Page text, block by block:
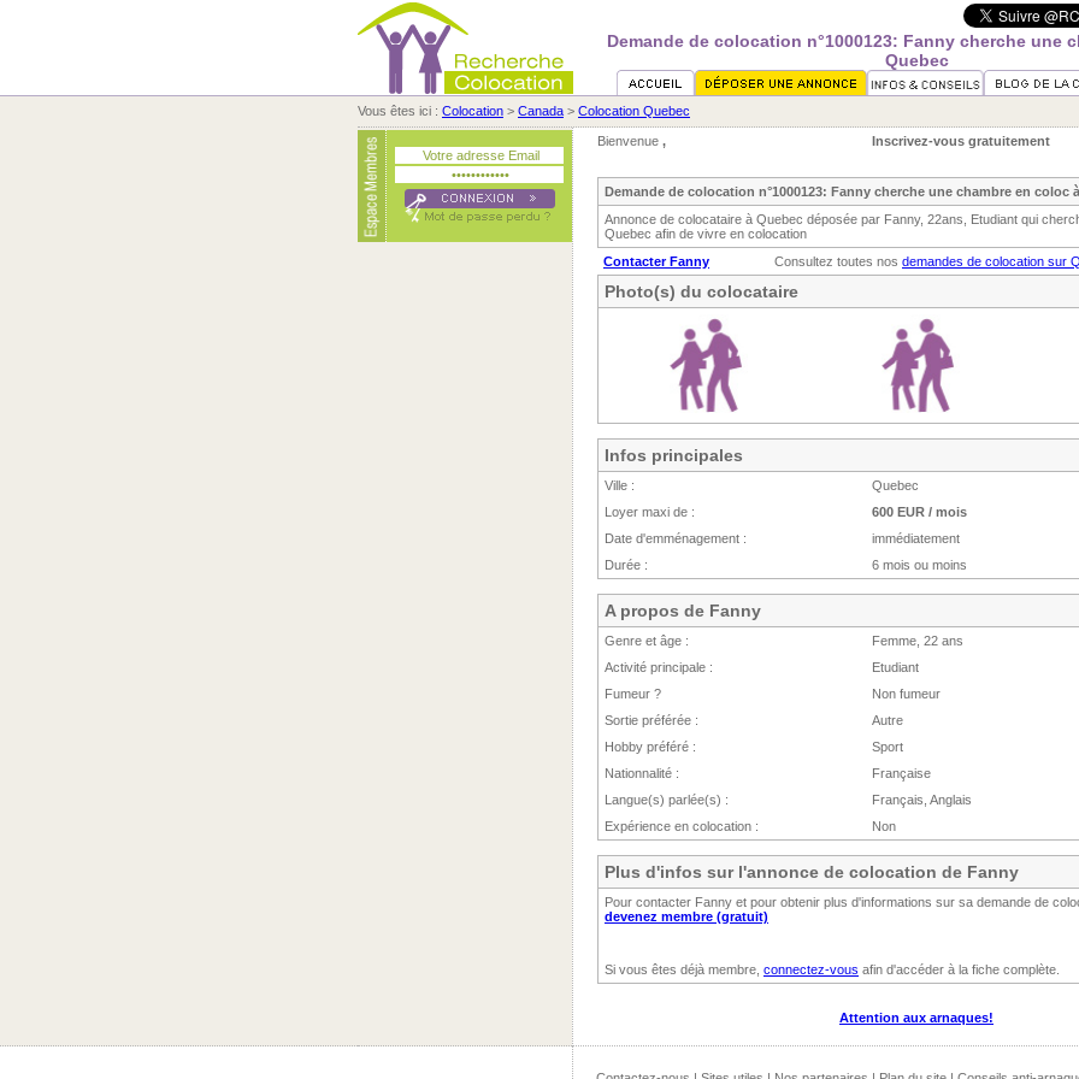
Demande de colocation n°1000123: Fanny cherche une
Quebec
Vous êtes ici : Colocation > Canada > Colocation Quebec
Bienvenue , Inscrivez-vous gratuitement
Demande de colocation n°1000123: Fanny cherche une chambre en coloc
Annonce de colocataire à Quebec déposée par Fanny, 22ans, Etudiant qui
Quebec afin de vivre en colocation
Contacter Fanny
Consultez toutes nos demandes de colocation sur
Photo(s) du colocataire
Infos principales
Ville :
Quebec
Loyer maxi de :
600 EUR / mois
Date d'emménagement :
immédiatement
Durée :
6 mois ou moins
A propos de Fanny
Genre et âge :
Femme, 22 ans
Activité principale :
Etudiant
Fumeur ?
Non fumeur
Sortie préférée :
Autre
Hobby préféré :
Sport
Nationnalité :
Française
Langue(s) parlée(s) :
Français, Anglais
Expérience en colocation :
Non
Plus d'infos sur l'annonce de colocation de Fanny
Pour contacter Fanny et pour obtenir plus d'informations sur sa demande de
devenez membre (gratuit)
Si vous êtes déjà membre, connectez-vous afin d'accéder à la fiche complète.
Attention aux arnaques!